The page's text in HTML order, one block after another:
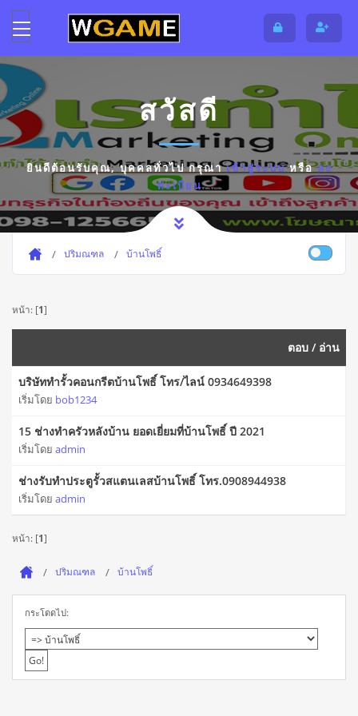
สวัสดี
ยินดีต้อนรับคุณ,บุคคลทั่วไปกรุณาเข้าสู่ระบบหรือลง
ทะเบียน
ปริมณฑล บ้านโพธิ์
หน้า: [1]
ตอบ / อ่าน
บริษัททำรั้วคอนกรีตบ้านโพธิ์ โทร/ไลน์ 0934649398
เริ่มโดย bob1234
15 ช่างทําครัวหลังบ้าน ยอดเยี่ยมที่บ้านโพธิ์ ปี 2021
เริ่มโดย admin
ช่างรับทำประตูรั้วสแตนเลสบ้านโพธิ์ โทร.0908944938
เริ่มโดย admin
หน้า: [1]
ปริมณฑล บ้านโพธิ์
กระโดดไป: